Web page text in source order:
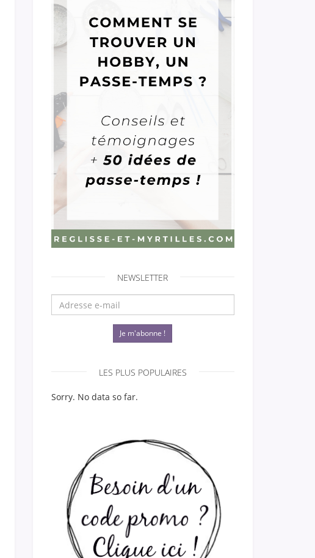
NEWSLETTER
Je m'abonne !
LES PLUS POPULAIRES
Sorry. No data so far.